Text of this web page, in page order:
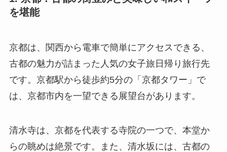
を堪能
京都は、関西から電車で簡単にアクセスできる、
古都の魅力が詰まった人気の女子旅日帰り旅行先
です。京都駅から徒歩約5分の「京都タワー」で
は、京都市内を一望できる展望台があります。
清水寺は、京都を代表する寺院の一つで、本堂か
らの眺めは絶景です。また、清水坂には、古都の